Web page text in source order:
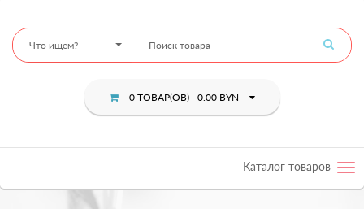
Что ищем?
0 ТОВАР(ОВ) - 0.00 BYN
Каталог товаров